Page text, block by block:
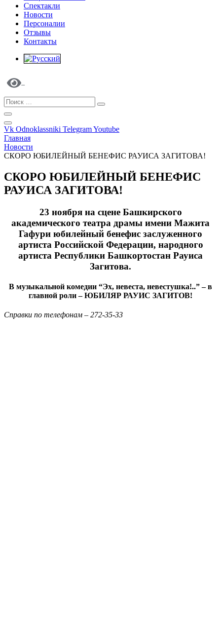
Спектакли
Новости
Персоналии
Отзывы
Контакты
Vk Odnoklassniki TelegramYoutube
Главная
Новости
СКОРО ЮБИЛЕЙНЫЙ БЕНЕФИС РАУИСА ЗАГИТОВА!
СКОРО ЮБИЛЕЙНЫЙ БЕНЕФИС
РАУИСА ЗАГИТОВА!
23 ноября на сцене Башкирского
академического театра драмы имени Мажита
Гафури юбилейный бенефис заслуженного
артиста Российской Федерации, народного
артиста Республики Башкортостан Рауиса
Загитова.
В музыкальной комедии “Эх, невеста, невестушка!..” – в
главной роли – ЮБИЛЯР РАУИС ЗАГИТОВ!
Справки по телефонам – 272-35-33